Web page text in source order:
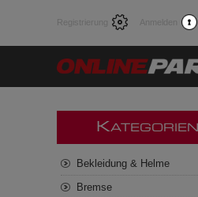
Registrierung Anmelden
KATEGORIEN
Bekleidung & Helme
Bremse